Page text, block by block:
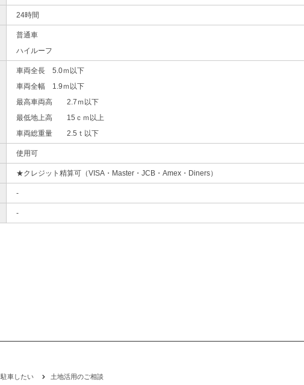
24時間
普通車
ハイルーフ
車両全長 5.0ｍ以下
車両全幅 1.9ｍ以下
最高車両高 2.7ｍ以下
最低地上高 15ｃｍ以上
車両総重量 2.5ｔ以下
使用可
★クレジット精算可（VISA・Master・JCB・Amex・Diners）
-
-
駐車したい 土地活用のご相談